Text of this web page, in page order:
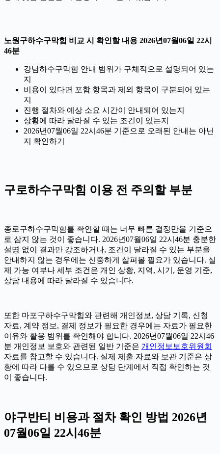
노원구하수구막힘 비교 시 확인할 내용 2026년07월06일 22시
46분
강남하수구막힘 안내 범위가 구체적으로 설명되어 있는
지
비용이 있다면 포함 항목과 제외 항목이 구분되어 있는
지
진행 절차와 예상 소요 시간이 안내되어 있는지
상황에 따라 달라질 수 있는 조건이 있는지
2026년07월06일 22시46분 기준으로 오래된 안내는 아닌
지 확인하기
구로하수구막힘 이용 전 주의할 부분
종로구하수구막힘를 확인할 때는 너무 빠른 결정만을 기준으
로 삼지 않는 것이 좋습니다. 2026년07월06일 22시46분 충분한
설명 없이 결과만 강조하거나, 조건이 달라질 수 있는 부분을
안내하지 않는 경우에는 신중하게 살펴볼 필요가 있습니다. 실
제 가능 여부나 세부 조건은 개인 상황, 지역, 시기, 운영 기준,
상담 내용에 따라 달라질 수 있습니다.
또한 마포구하수구막힘와 관련해 개인정보, 상담 기록, 신청
자료, 계약 정보, 결제 정보가 필요한 경우에는 자료가 필요한
이유와 활용 범위를 확인해야 합니다. 2026년07월06일 22시46
분 개인정보 보호와 관련된 일반 기준은 개인정보보호위원회
자료를 참고할 수 있습니다. 실제 제출 자료와 보관 기준은 상
황에 따라 다를 수 있으므로 상담 단계에서 직접 확인하는 것
이 좋습니다.
야구반티 비용과 절차 확인 방법 2026년
07월06일 22시46분